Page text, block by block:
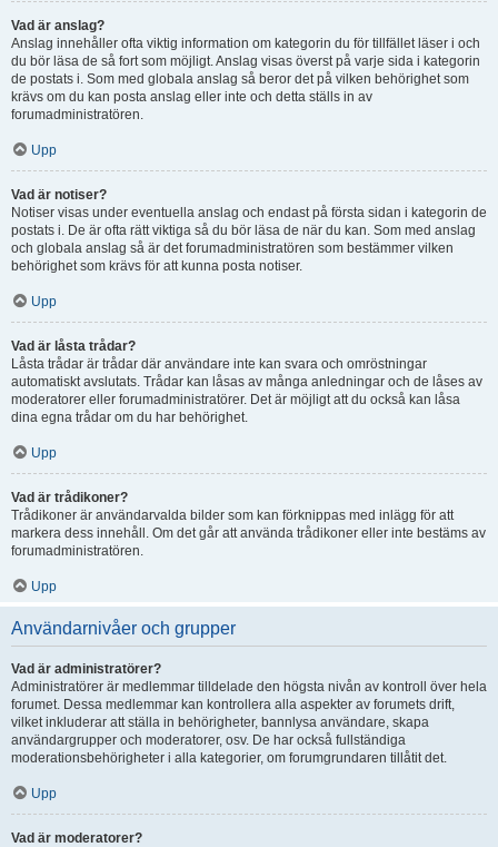
Vad är anslag?
Anslag innehåller ofta viktig information om kategorin du för tillfället läser i och
du bör läsa de så fort som möjligt. Anslag visas överst på varje sida i kategorin
de postats i. Som med globala anslag så beror det på vilken behörighet som
krävs om du kan posta anslag eller inte och detta ställs in av
forumadministratören.
Upp
Vad är notiser?
Notiser visas under eventuella anslag och endast på första sidan i kategorin de
postats i. De är ofta rätt viktiga så du bör läsa de när du kan. Som med anslag
och globala anslag så är det forumadministratören som bestämmer vilken
behörighet som krävs för att kunna posta notiser.
Upp
Vad är låsta trådar?
Låsta trådar är trådar där användare inte kan svara och omröstningar
automatiskt avslutats. Trådar kan låsas av många anledningar och de låses av
moderatorer eller forumadministratörer. Det är möjligt att du också kan låsa
dina egna trådar om du har behörighet.
Upp
Vad är trådikoner?
Trådikoner är användarvalda bilder som kan förknippas med inlägg för att
markera dess innehåll. Om det går att använda trådikoner eller inte bestäms av
forumadministratören.
Upp
Användarnivåer och grupper
Vad är administratörer?
Administratörer är medlemmar tilldelade den högsta nivån av kontroll över hela
forumet. Dessa medlemmar kan kontrollera alla aspekter av forumets drift,
vilket inkluderar att ställa in behörigheter, bannlysa användare, skapa
användargrupper och moderatorer, osv. De har också fullständiga
moderationsbehörigheter i alla kategorier, om forumgrundaren tillåtit det.
Upp
Vad är moderatorer?